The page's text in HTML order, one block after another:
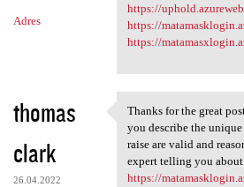
Adres
https://
https://
https://
thomas
clark
26.04.2022
Thanks for the
Thanks for the great
you describe the
raise are valid and
expert telling you
https://